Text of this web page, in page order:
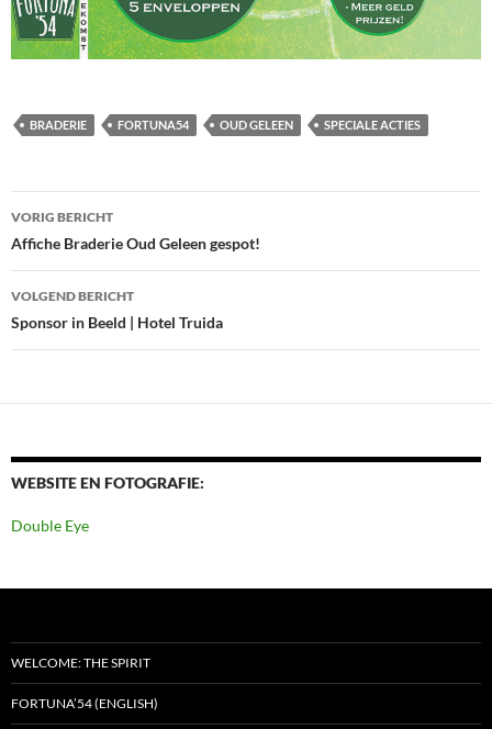
BRADERIE FORTUNA54 OUD GELEEN SPECIALE ACTIES
Bericht
navigatie
VORIG BERICHT
Affiche Braderie Oud Geleen gespot!
VOLGEND BERICHT
Sponsor in Beeld | Hotel Truida
WEBSITE EN FOTOGRAFIE:
Double Eye
WELCOME: THE SPIRIT
FORTUNA’54 (ENGLISH)